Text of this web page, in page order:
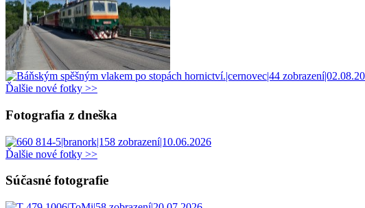
Ďalšie nové fotky >>
Fotografia z dneška
Ďalšie nové fotky >>
Súčasné fotografie